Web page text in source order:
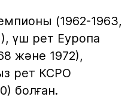
(1962-1963,
үш рет Еуропа
және 1972),
рет КСРО
болған.